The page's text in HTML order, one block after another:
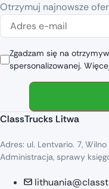
Otrzymuj najnowsze
Zgadzam się na
spersonalizowanej.
ClassTrucks Litwa
Adres: ul. Lentvario. 7, Wilno
Administracja, sprawy